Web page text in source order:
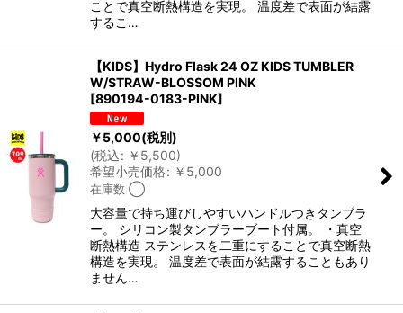
ことで真空断熱構造を実現。 温度差で表面が結露
するこ…
【KIDS】Hydro Flask 24 OZ KIDS TUMBLER
W/STRAW-BLOSSOM PINK
[890194-0183-PINK]
￥5,000(税別)
(税込: ￥ 5,500)
希望小売価格: ￥ 5,000
在庫数 ◯
大容量で持ち運びしやすいハンドルつきタンブラ
ー。 シリコン製タンブラーブート付属。 ・真空
断熱構造 ステンレスを二重にすることで真空断熱
構造を実現。 温度差で表面が結露することもあり
ません…